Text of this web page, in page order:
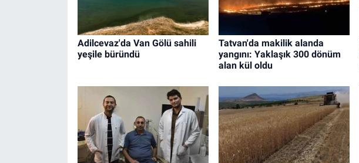
Adilcevaz'da Van Gölü sahili
yeşile büründü
Tatvan'da makilik alanda
yangını: Yaklaşık 300 dönüm
alan kül oldu